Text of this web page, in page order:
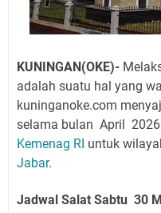
KUNINGAN(OKE)-
adalah suatu hal yang
kuninganoke.com
selama bulan April
Kemenag RI untuk
Jabar.
Jadwal Salat Sabtu 30